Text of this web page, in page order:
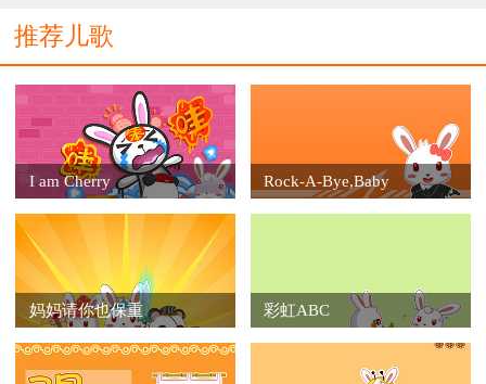
推荐儿歌
I am Cherry Rock-A-Bye,Baby
妈妈请你也保重 彩虹ABC